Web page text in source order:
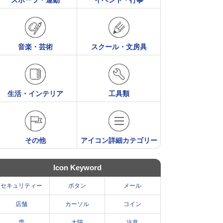
音楽・芸術 スクール・文房具
生活・インテリア 工具類
その他 アイコン詳細カテゴリー
Icon Keyword
セキュリティー ボタン メール
店舗 カーソル コイン